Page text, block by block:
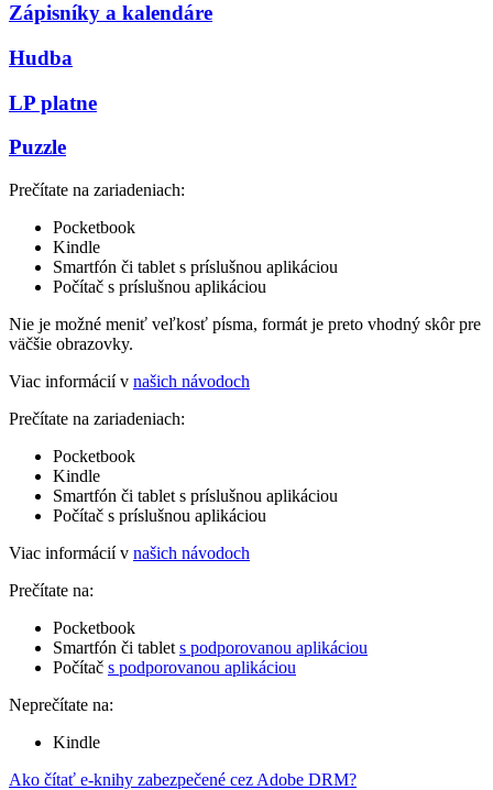
Zápisníky a kalendáre
Hudba
LP platne
Puzzle
Prečítate na zariadeniach:
Pocketbook
Kindle
Smartfón či tablet s príslušnou aplikáciou
Počítač s príslušnou aplikáciou
Nie je možné meniť veľkosť písma, formát je preto vhodný skôr pre
väčšie obrazovky.
Viac informácií v našich návodoch
Prečítate na zariadeniach:
Pocketbook
Kindle
Smartfón či tablet s príslušnou aplikáciou
Počítač s príslušnou aplikáciou
Viac informácií v našich návodoch
Prečítate na:
Pocketbook
Smartfón či tablet s podporovanou aplikáciou
Počítač s podporovanou aplikáciou
Neprečítate na:
Kindle
Ako čítať e-knihy zabezpečené cez Adobe DRM?